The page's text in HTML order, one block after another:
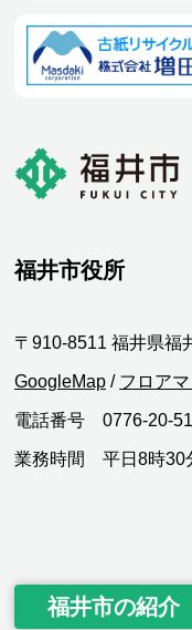
福井市役所
〒910-8511 福井県福
GoogleMap / フロア
電話番号 0776-20-
業務時間 平日8時30
福井市の紹介